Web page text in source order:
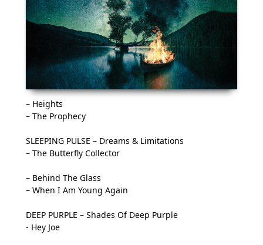
– Heights
– The Prophecy
SLEEPING PULSE – Dreams & Limitations
– The Butterfly Collector
– Behind The Glass
– When I Am Young Again
DEEP PURPLE – Shades Of Deep Purple
- Hey Joe